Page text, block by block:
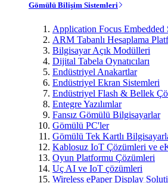
Gömülü Bilişim Sistemleri
Application Focus Embedded
ARM Tabanlı Hesaplama
Bilgisayar Açık Modülleri
Dijital Tabela Oynatıcıları
Endüstriyel Anakartlar
Endüstriyel Ekran Sistemleri
Endüstriyel Flash & Bellek
Entegre Yazılımlar
Fansız Gömülü Bilgisayarlar
Gömülü PC'ler
Gömülü Tek Kartlı
Kablosuz IoT Çözümleri ve
Oyun Platformu Çözümleri
Uç AI ve IoT çözümleri
Wireless ePaper Display